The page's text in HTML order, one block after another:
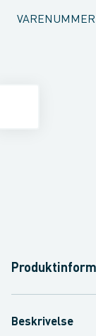
VARENUMMER
Beskrivelse